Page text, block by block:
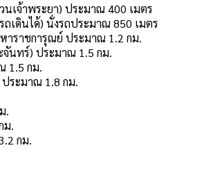
เจ้าพระยา) ประมาณ 400 เมตร
เดินได้) นั่งรถประมาณ 850 เมตร
าราชการุณย์ ประมาณ 1.2 กม.
นทร์) ประมาณ 1.5 กม.
1.5 กม.
ระมาณ 1.8 กม.
.
ม.
กม.